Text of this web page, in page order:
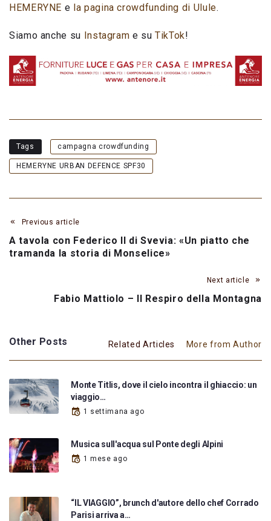
HEMERYNE e la pagina crowdfunding di Ulule.
Siamo anche su Instagram e suTikTok!
Tags campagna crowdfunding
HEMERYNE URBAN DEFENCE SPF30
Previous article
A tavola con Federico II di Svevia: «Un piatto che
tramanda la storia di Monselice»
Next article
Fabio Mattiolo – Il Respiro della Montagna
Other Posts Related Articles More from Author
Monte Titlis, dove il cielo incontra il ghiaccio: un
viaggio…
1 settimana ago
Musica sull'acqua sul Ponte degli Alpini
1 mese ago
“IL VIAGGIO”, brunch d'autore dello chef Corrado
Parisi arriva a…